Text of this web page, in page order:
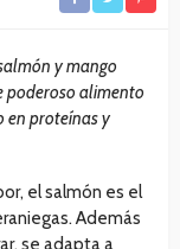
y mango
poderoso alimento
en proteínas y
el salmón es el
Además
se adapta a